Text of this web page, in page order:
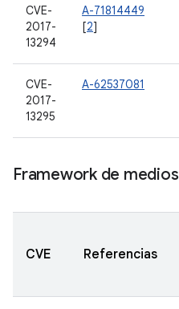
CVE-
2017-
13294
A-71814449
[2]
CVE-
2017-
13295
A-62537081
Framework de medios
CVE Referencias